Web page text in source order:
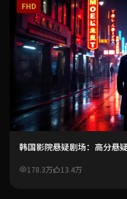
FHD
韩国影院悬疑剧场：高分悬
178.3万 13.4万